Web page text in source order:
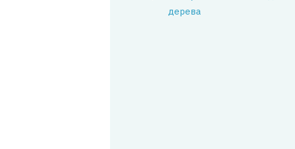
дерева